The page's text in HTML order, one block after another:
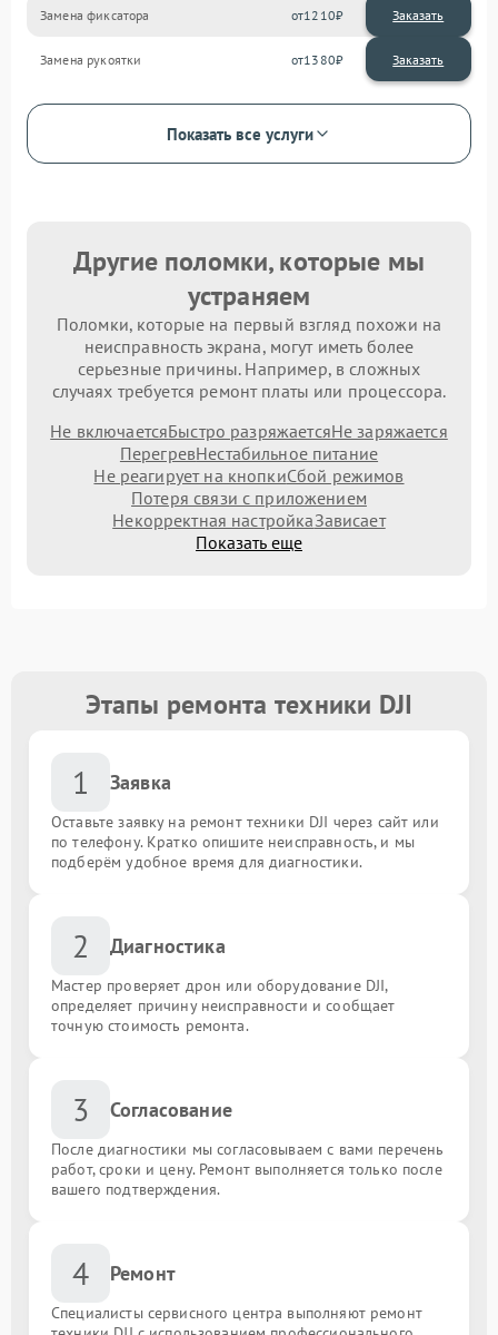
Замена фиксатора 1210
Замена рукоятки 1380
Показать все услуги
Другие поломки, которые мы
устраняем
Поломки, которые на первый взгляд похожи на
неисправность экрана, могут иметь более
серьезные причины. Например, в сложных
случаях требуется ремонт платы или процессора.
Не включаетсяБыстро разряжаетсяНе заряжается
ПерегревНестабильное питание
Не реагирует на кнопкиСбой режимов
Потеря связи с приложением
Некорректная настройкаЗависает
Показать еще
Этапы ремонта техники DJI
1 Заявка
Оставьте заявку на ремонт техники DJI через сайт или
по телефону. Кратко опишите неисправность, и мы
подберём удобное время для диагностики.
2 Диагностика
Мастер проверяет дрон или оборудование DJI,
определяет причину неисправности и сообщает
точную стоимость ремонта.
3 Согласование
После диагностики мы согласовываем с вами перечень
работ, сроки и цену. Ремонт выполняется только после
вашего подтверждения.
4 Ремонт
Специалисты сервисного центра выполняют ремонт